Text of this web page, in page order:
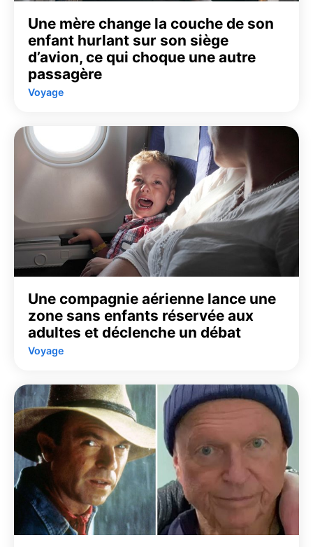
Une mère change la couche de son
enfant hurlant sur son siège
d’avion, ce qui choque une autre
passagère
Voyage
Une compagnie aérienne lance une
zone sans enfants réservée aux
adultes et déclenche un débat
Voyage